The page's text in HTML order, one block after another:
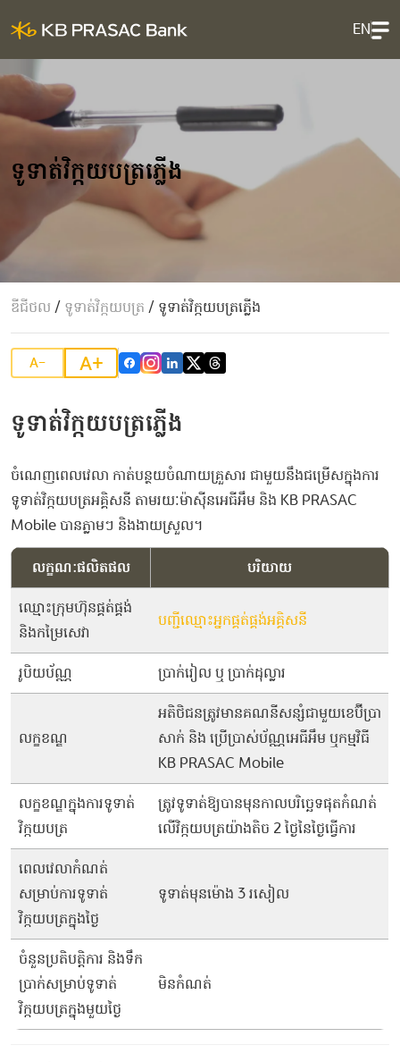
EN
ទូទាត់វិក្កយបត្រភ្លើង
ឌីជីថល / ទូទាត់វិក្កយបត្រ / ទូទាត់វិក្កយបត្រភ្លើង
A- A+
ទូទាត់វិក្កយបត្រភ្លើង
ចំណេញ​ពេលវេលា ​កាត់​បន្ថយ​ចំណាយ​គ្រួសារ ជា​មួយ​នឹង​ជម្រើស​ក្នុង​ការ​
ទូទាត់​វិក្កយបត្រ​អគ្គិសនី​​​ តាមរយៈ​ម៉ាស៊ីនអេធីអឹម​ និង​ KB PRASAC
Mobile បាន​ភ្លាមៗ និង​ងាយ​ស្រួល។
លក្ខណៈផលិតផល បរិយាយ
ឈ្មោះក្រុមហ៊ុនផ្គត់ផ្គង់
និងកម្រៃសេវា
បញ្ជីឈ្មោះអ្នកផ្គត់ផ្គង់អគ្គិសនី
រូបិយប័ណ្ណ ប្រាក់រៀល ឬ ប្រាក់ដុល្លារ
លក្ខខណ្ឌ
អតិថិជនត្រូវមានគណនីសន្សំជាមួយខេប៊ីប្រា
សាក់ និង ប្រើប្រាស់ប័ណ្ណអេធីអឹម ឬកម្មវិធី
KB PRASAC Mobile
លក្ខខណ្ឌក្នុងការទូទាត់
វិក្កយបត្រ
ត្រូវទូទាត់ឱ្យបានមុន​កាល​បរិច្ឆេទ​ផុត​កំណត់​
លើ​វិក្កយបត្រ​យ៉ាង​តិច​ 2 ថ្ងៃ​នៃ​ថ្ងៃ​ធ្វើ​ការ​
ពេលវេលាកំណត់
សម្រាប់ការទូទាត់
វិក្កយបត្រក្នុងថ្ងៃ
ទូទាត់មុនម៉ោង 3 រសៀល
ចំនួនប្រតិបត្តិការ និងទឹក
ប្រាក់សម្រាប់ទូទាត់
វិក្កយបត្រក្នុងមួយថ្ងៃ
មិនកំណត់